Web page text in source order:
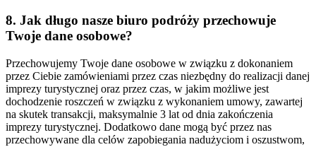
8. Jak długo nasze biuro podróży przechowuje
Twoje dane osobowe?
Przechowujemy Twoje dane osobowe w związku z dokonaniem
przez Ciebie zamówieniami przez czas niezbędny do realizacji danej
imprezy turystycznej oraz przez czas, w jakim możliwe jest
dochodzenie roszczeń w związku z wykonaniem umowy, zawartej
na skutek transakcji, maksymalnie 3 lat od dnia zakończenia
imprezy turystycznej. Dodatkowo dane mogą być przez nas
przechowywane dla celów zapobiegania nadużyciom i oszustwom,